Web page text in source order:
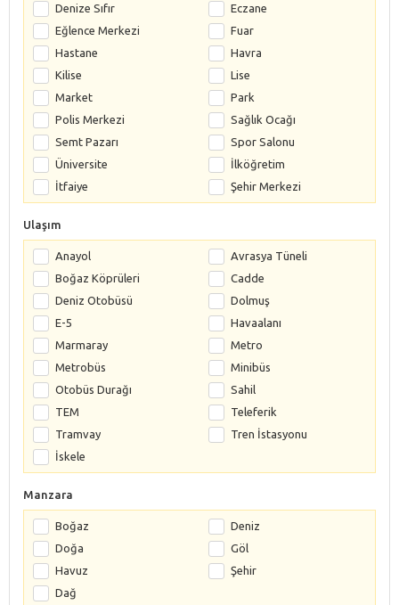
Denize Sıfır
Eczane
Eğlence Merkezi
Fuar
Hastane
Havra
Kilise
Lise
Market
Park
Polis Merkezi
Sağlık Ocağı
Semt Pazarı
Spor Salonu
Üniversite
İlköğretim
İtfaiye
Şehir Merkezi
Ulaşım
Anayol
Avrasya Tüneli
Boğaz Köprüleri
Cadde
Deniz Otobüsü
Dolmuş
E-5
Havaalanı
Marmaray
Metro
Metrobüs
Minibüs
Otobüs Durağı
Sahil
TEM
Teleferik
Tramvay
Tren İstasyonu
İskele
Manzara
Boğaz
Deniz
Doğa
Göl
Havuz
Şehir
Dağ